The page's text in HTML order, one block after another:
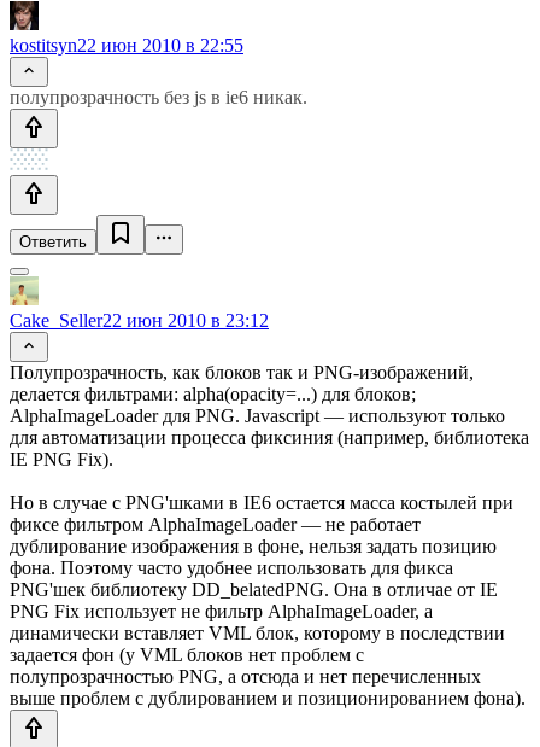
kostitsyn22 июн 2010 в 22:55
полупрозрачность без js в ie6 никак.
Ответить
Cake_Seller22 июн 2010 в 23:12
Полупрозрачность, как блоков так и PNG-изображений,
делается фильтрами: alpha(opacity=...) для блоков;
AlphaImageLoader для PNG. Javascript — используют только
для автоматизации процесса фиксиния (например, библиотека
IE PNG Fix).
Но в случае с PNG'шками в IE6 остается масса костылей при
фиксе фильтром AlphaImageLoader — не работает
дублирование изображения в фоне, нельзя задать позицию
фона. Поэтому часто удобнее использовать для фикса
PNG'шек библиотеку DD_belatedPNG. Она в отличае от IE
PNG Fix использует не фильтр AlphaImageLoader, а
динамически вставляет VML блок, которому в последствии
задается фон (у VML блоков нет проблем с
полупрозрачностью PNG, а отсюда и нет перечисленных
выше проблем с дублированием и позиционированием фона).